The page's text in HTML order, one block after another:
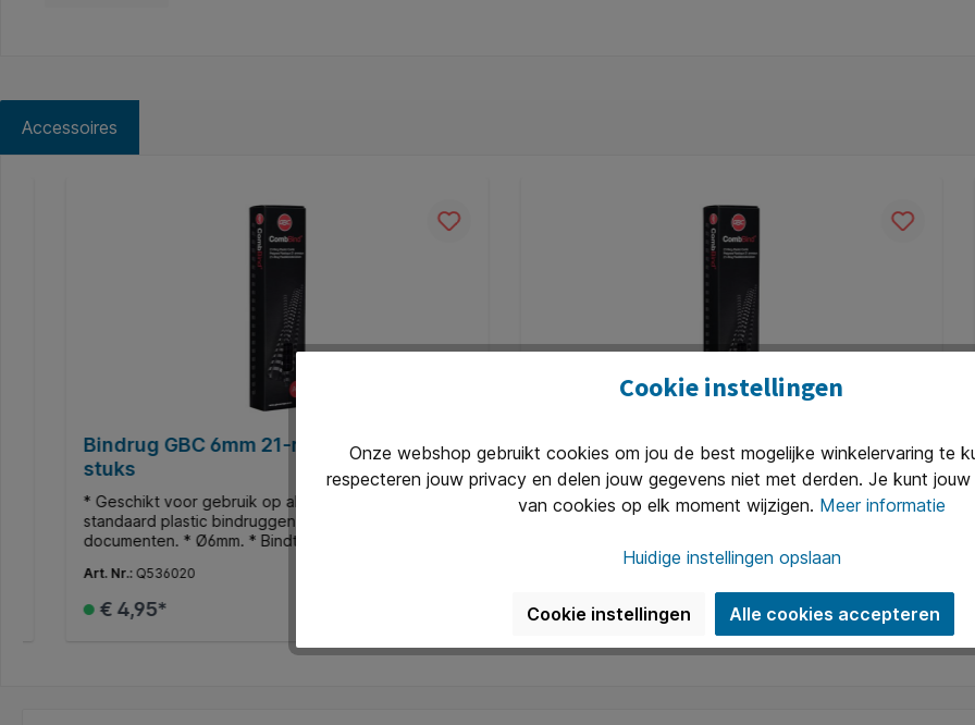
Accessoires
Bindrug GBC 6mm 21-rings A4 wit 100
stuks
* Geschikt voor gebruik op alle inbindmachines voor
standaard plastic bindruggen. * Voor A4
documenten. * Ø6mm. * Bindt tot 25 vellen.
Art. Nr.: Q536020
€ 4,95*
In de winkelmand
Bindrug GBC 6mm 21rings A4 zwart 100
stuks
* Geschikt voor gebruik op alle inbindmachines voor
standaard plastic bindruggen. * Voor A4
€ 4,95*
In de winkelmand
Cookie instellingen
Onze webshop gebruikt cookies om jou de best mogelijke winkelervaring te
respecteren jouw privacy en delen jouw gegevens niet met derden. Je kunt
van cookies op elk moment wijzigen. Meer informatie
Huidige instellingen opslaan
Cookie instellingen Alle cookies accepteren